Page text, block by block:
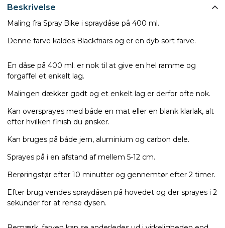
Beskrivelse
Maling fra Spray.Bike i spraydåse på 400 ml.
Denne farve kaldes Blackfriars og er en dyb sort farve.
En dåse på 400 ml. er nok til at give en hel ramme og
forgaffel et enkelt lag.
Malingen dækker godt og et enkelt lag er derfor ofte nok.
Kan oversprayes med både en mat eller en blank klarlak, alt
efter hvilken finish du ønsker.
Kan bruges på både jern, aluminium og carbon dele.
Sprayes på i en afstand af mellem 5-12 cm.
Berøringstør efter 10 minutter og gennemtør efter 2 timer.
Efter brug vendes spraydåsen på hovedet og der sprayes i 2
sekunder for at rense dysen.